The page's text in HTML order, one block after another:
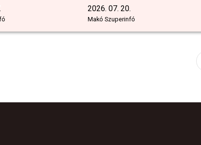
2026. 07. 20.
Makó Szuperinfó